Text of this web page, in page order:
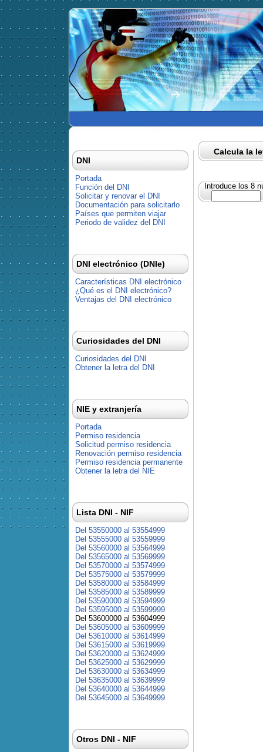
Calcula la
Introduce los 8
DNI
Portada
Función del DNI
Solicitar y renovar el DNI
Documentación para solicitarlo
Países que permiten viajar
Periodo de validez del DNI
DNI electrónico (DNIe)
Características DNI electrónico
¿Qué es el DNI electrónico?
Ventajas del DNI electrónico
Curiosidades del DNI
Curiosidades del DNI
Obtener la letra del DNI
NIE y extranjería
Portada
Permiso residencia
Solicitud permiso residencia
Renovación permiso residencia
Permiso residencia permanente
Obtener la letra del NIE
Lista DNI - NIF
Del 53550000 al 53554999
Del 53555000 al 53559999
Del 53560000 al 53564999
Del 53565000 al 53569999
Del 53570000 al 53574999
Del 53575000 al 53579999
Del 53580000 al 53584999
Del 53585000 al 53589999
Del 53590000 al 53594999
Del 53595000 al 53599999
Del 53600000 al 53604999
Del 53605000 al 53609999
Del 53610000 al 53614999
Del 53615000 al 53619999
Del 53620000 al 53624999
Del 53625000 al 53629999
Del 53630000 al 53634999
Del 53635000 al 53639999
Del 53640000 al 53644999
Del 53645000 al 53649999
Otros DNI - NIF